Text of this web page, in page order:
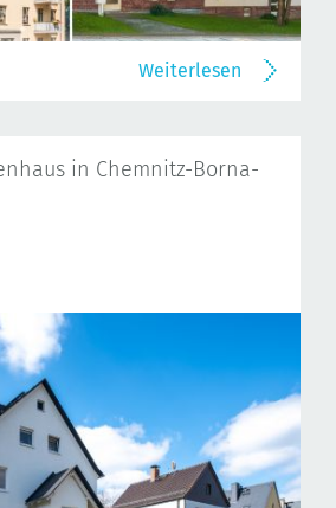
Weiterlesen
in Chemnitz-Borna-